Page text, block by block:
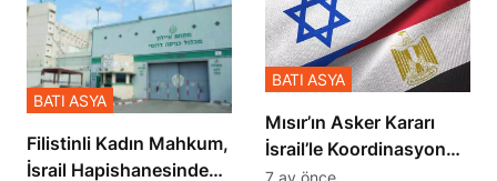
Filistinli Kadın Mahkum,
İsrail Hapishanesindeki
BATI ASYA
Mısır’ın Asker Kararı
İsrail’le Koordinasyon
İçinde Gerçekleşmiş
BATI ASYA
7 ay önce